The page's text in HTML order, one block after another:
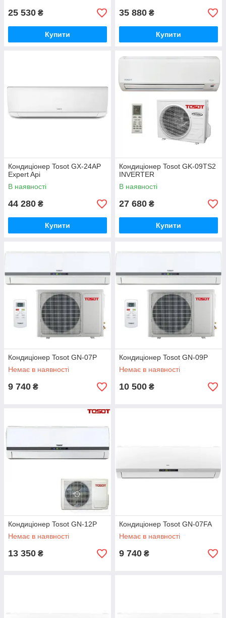
25 530 ₴
Купити
35 880 ₴
Купити
Кондиціонер Tosot GX-24AP
Expert Api
В наявності
44 280 ₴
Купити
Кондиціонер Tosot GK-09TS2
INVERTER
В наявності
27 680 ₴
Купити
Кондиціонер Tosot GN-07P
Немає в наявності
9 740 ₴
Кондиціонер Tosot GN-09P
Немає в наявності
10 500 ₴
Кондиціонер Tosot GN-12P
Немає в наявності
13 350 ₴
Кондиціонер Tosot GN-07FA
Немає в наявності
9 740 ₴